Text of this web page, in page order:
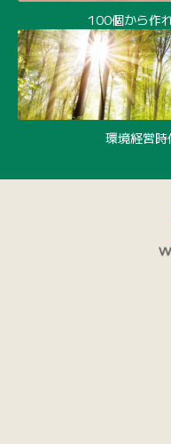
100個から作
環境経営